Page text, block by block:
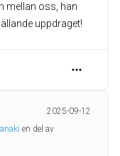
mellan oss, han
uppdraget!
2025-09-12
en del av